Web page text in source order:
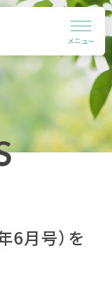
メニュー
6月号）を